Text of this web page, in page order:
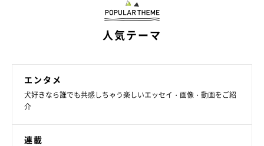
人気テーマ
エンタメ
犬好きなら誰でも共感しちゃう楽しいエッセイ・画像・動画をご紹
介
連載